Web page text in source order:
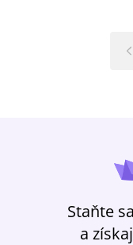
Staňte
a